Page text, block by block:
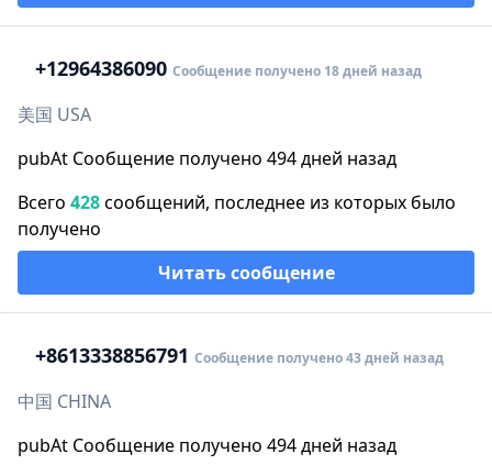
+12964386090 Сообщение получено 18 дней назад
美国 USA
pubAt Сообщение получено 494 дней назад
Всего 428сообщений, последнее из которых было
получено
Читать сообщение
+8613338856791 Сообщение получено 43 дней назад
中国 CHINA
pubAt Сообщение получено 494 дней назад